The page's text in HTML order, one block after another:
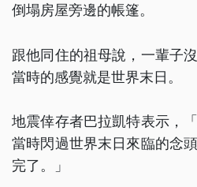
倒塌房屋旁邊的帳篷。
跟他同住的祖母說，一輩子
當時的感覺就是世界末日。
地震倖存者巴拉凱特表示，
當時閃過世界末日來臨的念
完了。」